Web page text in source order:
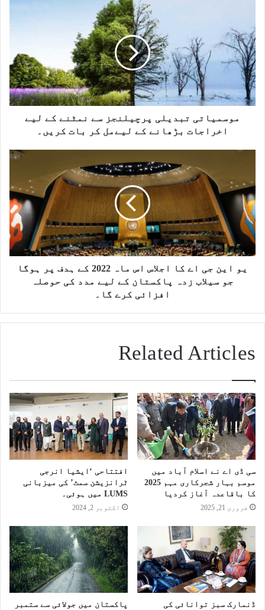
e
b
o
o
k
t
t
e
r
a
g
r
a
m
موسمیاتی تبدیلی پرچیلنجز سے نمٹنے کے لیے
اخراجات بڑھانے کے لیےمل کر بات کریں۔
یو این جی اے کا اجلاس اس ماہ 2022 کے ہدف پر ہوگا
جو سیلاب زدہ پاکستان کے لیے مدد کی حوصلہ
افزائی کرے گا۔
Related Articles
سی ڈی اے نے اسلام آباد میں
موسم بہار شجرکاری مہم 2025
کا باقاعدہ آغاز کردیا
فروری 21, 2025
افتتاحی ‘ایشیا انرجی
ٹرانزیشن سمٹ’ کی میزبانی
LUMS میں ہوئی۔
اکتوبر 2, 2024
ڈنمارک سبز توانائی کی
پاکستان میں جولائی سے ستمبر